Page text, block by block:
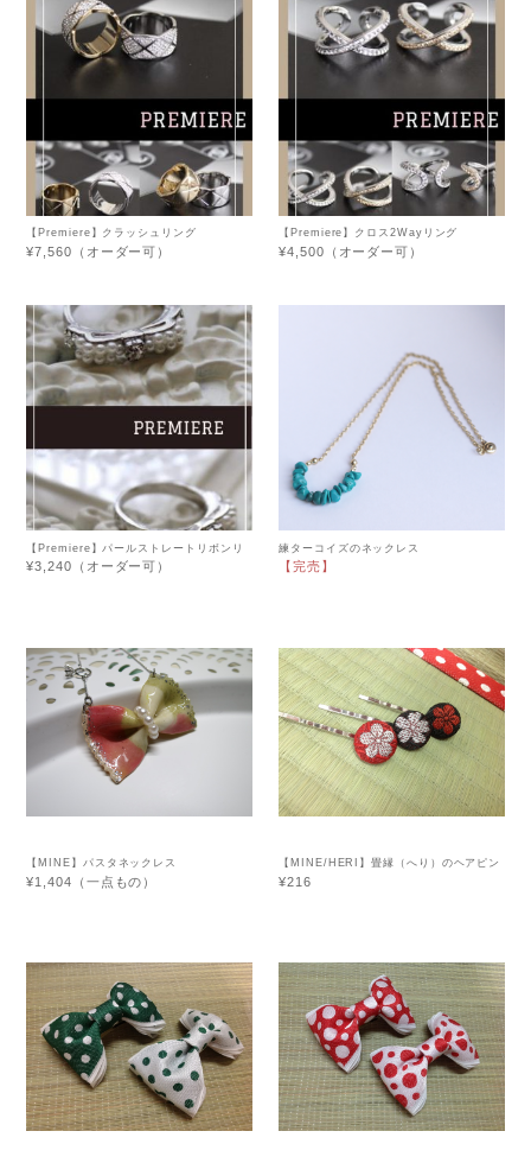
【Premiere】クラッシュリング
¥7,560（オーダー可）
【Premiere】クロス2Wayリング
¥4,500（オーダー可）
【Premiere】パールストレートリボンリ
ング
¥3,240（オーダー可）
練ターコイズのネックレス
【完売】
【MINE】パスタネックレス
¥1,404（一点もの）
【MINE/HERI】畳縁（へり）のヘアピン
（フラワー）
¥216